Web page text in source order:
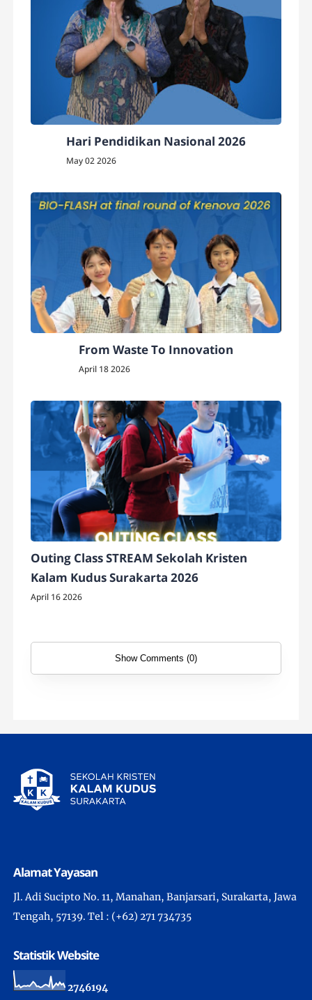
Hari Pendidikan Nasional 2026
May 02 2026
From Waste To Innovation
April 18 2026
Outing Class STREAM Sekolah Kristen
Kalam Kudus Surakarta 2026
April 16 2026
Show Comments (0)
Alamat Yayasan
Jl. Adi Sucipto No. 11, Manahan, Banjarsari, Surakarta, Jawa
Tengah, 57139. Tel : (+62) 271 734735
Statistik Website
2746194